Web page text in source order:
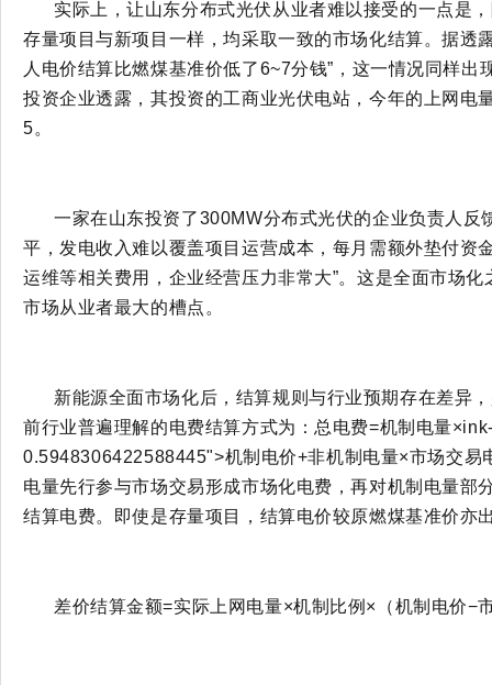
实际上，让山东分布式光伏从业者难以接受的一点是
存量项目与新项目一样，均采取一致的市场化结算。据透
人电价结算比燃煤基准价低了6~7分钱”，这一情况同样出
投资企业透露，其投资的工商业光伏电站，今年的上网电
5。
一家在山东投资了300MW分布式光伏的企业负责人反
平，发电收入难以覆盖项目运营成本，每月需额外垫付资
运维等相关费用，企业经营压力非常大”。这是全面市场
市场从业者最大的槽点。
新能源全面市场化后，结算规则与行业预期存在差异
前行业普遍理解的电费结算方式为：总电费=机制电量×
0.5948306422588445">机制电价+非机制电量×市场交易
电量先行参与市场交易形成市场化电费，再对机制电量部
结算电费。即使是存量项目，结算电价较原燃煤基准价亦
差价结算金额=实际上网电量×机制比例×（机制电价−